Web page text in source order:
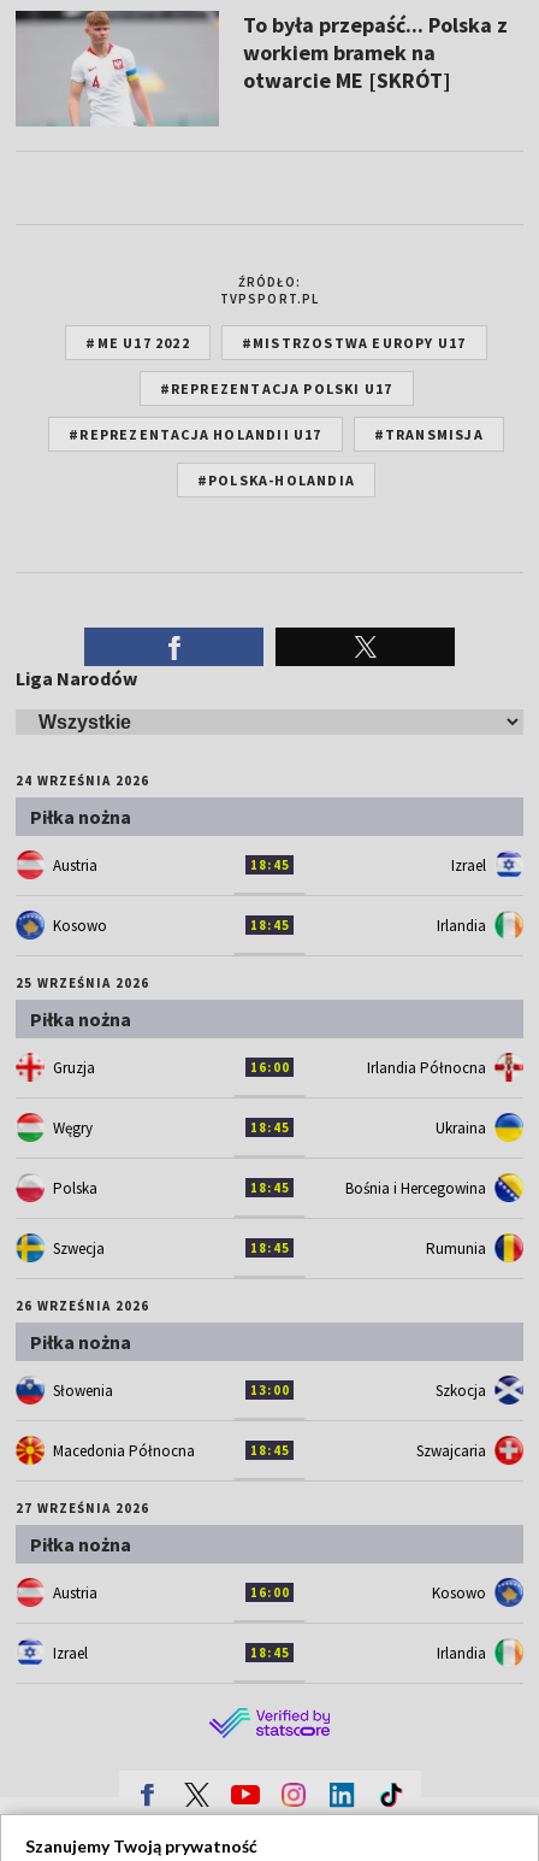
To była przepaść... Polska z
workiem bramek na
otwarcie ME [SKRÓT]
ŹRÓDŁO:
TVPSPORT.PL
#ME U17 2022 #MISTRZOSTWA EUROPY U17
#REPREZENTACJA POLSKI U17
#REPREZENTACJA HOLANDII U17 #TRANSMISJA
#POLSKA-HOLANDIA
Liga Narodów
24 WRZEŚNIA 2026
Piłka nożna
Austria 18:45 Izrael
Kosowo 18:45 Irlandia
25 WRZEŚNIA 2026
Piłka nożna
Gruzja 16:00 Irlandia Północna
Węgry 18:45 Ukraina
Polska 18:45 Bośnia i Hercegowina
Szwecja 18:45 Rumunia
26 WRZEŚNIA 2026
Piłka nożna
Słowenia 13:00 Szkocja
Macedonia Północna 18:45 Szwajcaria
27 WRZEŚNIA 2026
Piłka nożna
Austria 16:00 Kosowo
Izrael 18:45 Irlandia
Szanujemy Twoją prywatność